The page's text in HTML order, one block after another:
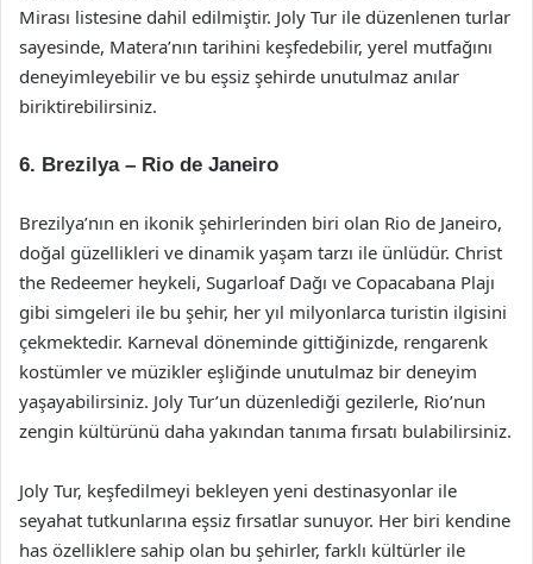
Mirası listesine dahil edilmiştir. Joly Tur ile düzenlenen turlar
sayesinde, Matera’nın tarihini keşfedebilir, yerel mutfağını
deneyimleyebilir ve bu eşsiz şehirde unutulmaz anılar
biriktirebilirsiniz.
6. Brezilya – Rio de Janeiro
Brezilya’nın en ikonik şehirlerinden biri olan Rio de Janeiro,
doğal güzellikleri ve dinamik yaşam tarzı ile ünlüdür. Christ
the Redeemer heykeli, Sugarloaf Dağı ve Copacabana Plajı
gibi simgeleri ile bu şehir, her yıl milyonlarca turistin ilgisini
çekmektedir. Karneval döneminde gittiğinizde, rengarenk
kostümler ve müzikler eşliğinde unutulmaz bir deneyim
yaşayabilirsiniz. Joly Tur’un düzenlediği gezilerle, Rio’nun
zengin kültürünü daha yakından tanıma fırsatı bulabilirsiniz.
Joly Tur, keşfedilmeyi bekleyen yeni destinasyonlar ile
seyahat tutkunlarına eşsiz fırsatlar sunuyor. Her biri kendine
has özelliklere sahip olan bu şehirler, farklı kültürler ile